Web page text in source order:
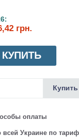
грн.
оплаты
всей Украине по
КУПИТЬ